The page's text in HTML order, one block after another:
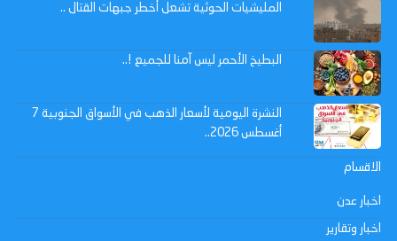
المليشيات الحوثية تشعل أخطر جبهات القتال ..
البطيخ الأحمر ليس آمنا للجميع !..
النشرة اليومية لأسعار الذهب في الأسواق الجنوبية 7
أغسطس 2026..
الاقسام
اخبار عدن
اخبار وتقارير